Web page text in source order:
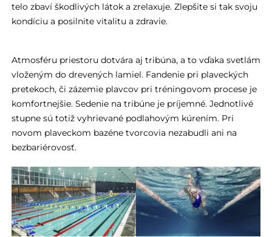
telo zbaví škodlivých látok a zrelaxuje. Zlepšite si tak svoju
kondíciu a posilnite vitalitu a zdravie.
Atmosféru priestoru dotvára aj tribúna, a to vďaka svetlám
vloženým do drevených lamiel. Fandenie pri plaveckých
pretekoch, či zázemie plavcov pri tréningovom procese je
komfortnejšie. Sedenie na tribúne je príjemné. Jednotlivé
stupne sú totiž vyhrievané podlahovým kúrením. Pri
novom plaveckom bazéne tvorcovia nezabudli ani na
bezbariérovosť.